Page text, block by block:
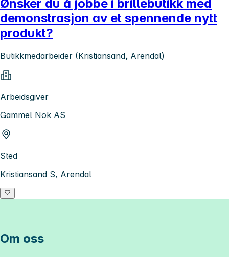
Ønsker du å jobbe i brillebutikk med
demonstrasjon av et spennende nytt
produkt?
Butikkmedarbeider (Kristiansand, Arendal)
Arbeidsgiver
Gammel Nok AS
Sted
Kristiansand S, Arendal
Om oss